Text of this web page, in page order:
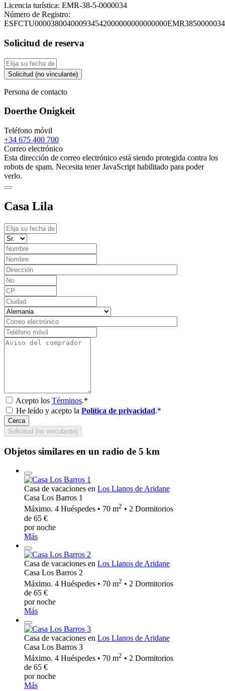
Licencia turística: EMR-38-5-0000034
Número de Registro:
Solicitud de reserva
Solicitud (no vinculante)
Persona de contacto
Doerthe Onigkeit
Teléfono móvil
+34 675 400 700
Correo electrónico
Esta dirección de correo electrónico está siendo protegida contra los
robots de spam. Necesita tener JavaScript habilitado para poder
verlo.
Casa Lila
Acepto los Términos.*
He leído y acepto la Política de privacidad.*
Cerca
Solicitud (no vinculante)
Objetos similares en un radio de 5 km
Casa de vacaciones en Los Llanos de Aridane
Casa Los Barros 1
Máximo. 4 Huéspedes • 70 m2 • 2 Dormitorios
de 65 €
por noche
Más
Casa de vacaciones en Los Llanos de Aridane
Casa Los Barros 2
Máximo. 4 Huéspedes • 70 m2 • 2 Dormitorios
de 65 €
por noche
Más
Casa de vacaciones en Los Llanos de Aridane
Casa Los Barros 3
Máximo. 4 Huéspedes • 70 m2 • 2 Dormitorios
de 65 €
por noche
Más